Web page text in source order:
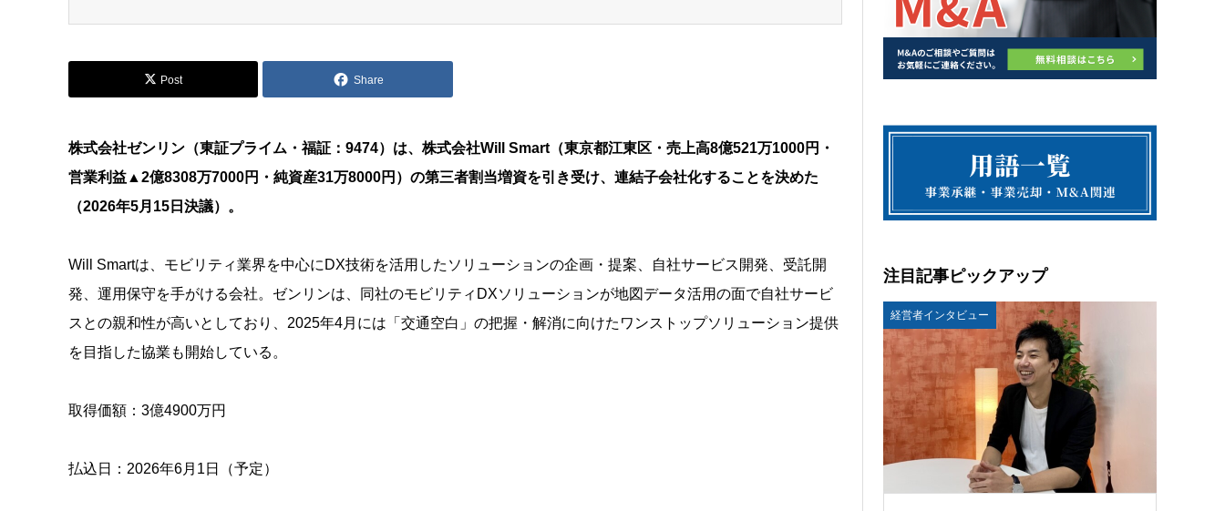
Post Share
株式会社ゼンリン（東証プライム・福証：9474）は、株式会社Will Smart（東京都江東区・売上高8億521万1000円・
営業利益▲2億8308万7000円・純資産31万8000円）の第三者割当増資を引き受け、連結子会社化することを決めた
（2026年5月15日決議）。
Will Smartは、モビリティ業界を中心にDX技術を活用したソリューションの企画・提案、自社サービス開発、受託開
発、運用保守を手がける会社。ゼンリンは、同社のモビリティDXソリューションが地図データ活用の面で自社サービ
スとの親和性が高いとしており、2025年4月には「交通空白」の把握・解消に向けたワンストップソリューション提供
を目指した協業も開始している。
取得価額：3億4900万円
払込日：2026年6月1日（予定）
注目記事ピックアップ
経営者インタビュー